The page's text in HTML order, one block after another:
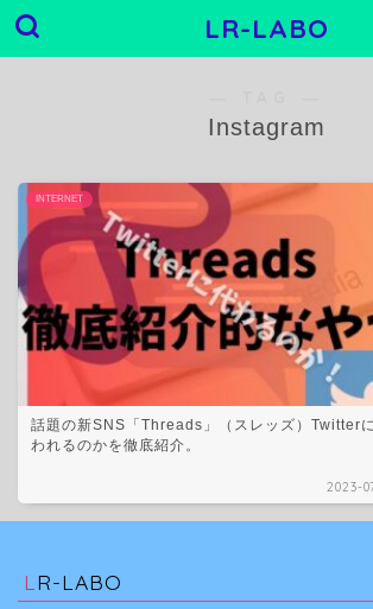
LR-LABO
E
Instagram
INTERNET
話題の新SNS「Threads」（スレッズ）Twitter
われるのかを徹底紹介。
2023-
LR-LABO